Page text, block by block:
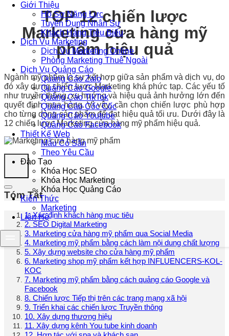
Giới Thiệu
Hồ Sơ Năng Lực
Tuyển Dụng Nhân Sự
Khách Hàng Tiêu Biểu
Dịch Vụ Marketing
Dịch Vụ Marketing Online
Phòng Marketing Thuê Ngoài
Dịch Vụ Quảng Cáo
Quảng Cáo Zalo
Quảng Cáo Google
Quảng Cáo TikTok
Quảng Cáo Cốc Cốc
Quảng Cáo Youtube
Quảng Cáo Facebook
Thiết Kế Web
Mẫu Có Sẵn
Theo Yêu Cầu
Đào Tạo
Khóa Học SEO
Khóa Học Marketing
Khóa Học Quảng Cáo
Kiến Thức
Marketing
Liên Hệ
TOP 12 chiến lược
Marketing cửa hàng mỹ
phẩm hiệu quả
Ngành mỹ phẩm là sự kết hợp giữa sản phẩm và dịch vụ, do
đó xây dựng chiến lược Marketing khá phức tạp. Các yếu tố
như truyền thông, xu hướng và hiệu quả ảnh hưởng lớn đến
quyết định mua hàng. Vì vậy, cần chọn chiến lược phù hợp
cho từng dòng sản phẩm để đạt hiệu quả tối ưu. Dưới đây là
12 chiến lược Marketing cửa hàng mỹ phẩm hiệu quả.
Tóm Tắt
1. Xác định khách hàng mục tiêu
2. SEO Digital Marketing
3. Marketing cửa hàng mỹ phẩm qua Social Media
4. Marketing mỹ phẩm bằng cách làm nội dung chất lượng
5. Xây dựng website cho cửa hàng mỹ phẩm
6. Marketing shop mỹ phẩm kết hợp INFLUENCERS-KOL-
KOC
7. Marketing mỹ phẩm bằng cách quảng cáo Google và
Facebook
8. Chiến lược Tiếp thị trên các trang mạng xã hội
9. Triển khai các chiến lược Truyền thông
10. Xây dựng thương hiệu
11. Xây dựng kênh You tube kinh doanh